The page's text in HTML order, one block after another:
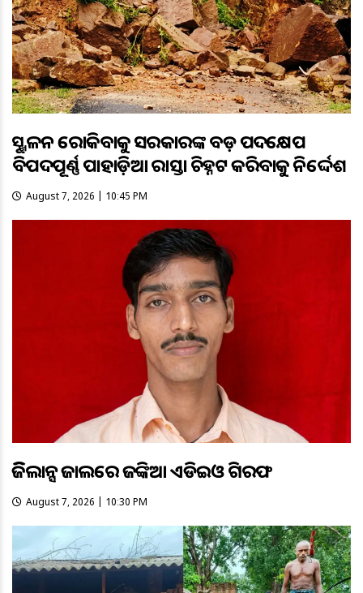
ଭୂସ୍ଖଳନ ରୋକିବାକୁ ସରକାରଙ୍କ ବଡ଼ ପଦକ୍ଷେପ
ବିପଦପୂର୍ଣ୍ଣ ପାହାଡ଼ିଆ ରାସ୍ତା ଚିହ୍ନଟ କରିବାକୁ ନିର୍ଦ୍ଦେଶ
August 7, 2026 | 10:45 PM
ଭିଜିଲାନ୍ସ ଜାଲରେ ଜଙ୍କିଆ ଏଡିଇଓ ଗିରଫ
August 7, 2026 | 10:30 PM